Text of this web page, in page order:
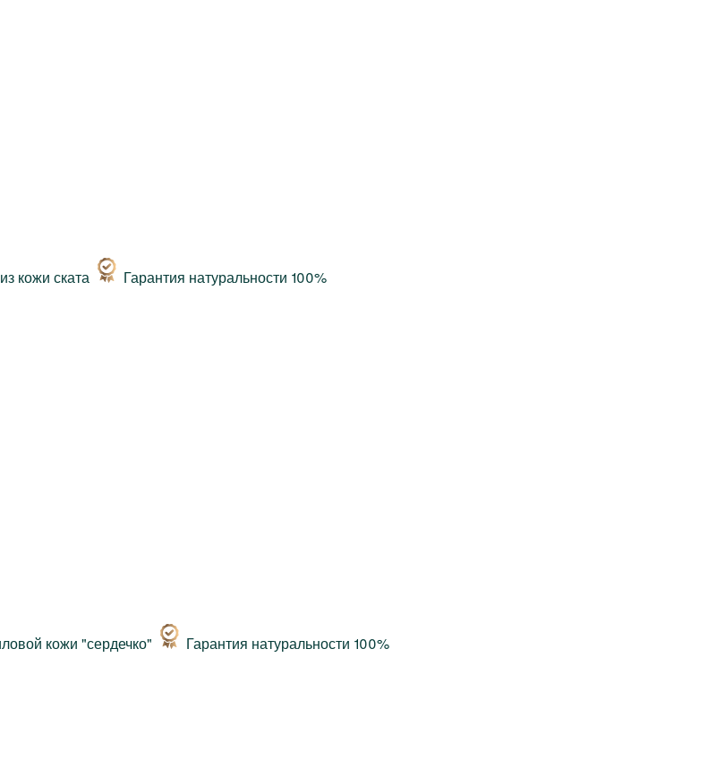
Гарантия натуральности 100%
Гарантия натуральности 100%